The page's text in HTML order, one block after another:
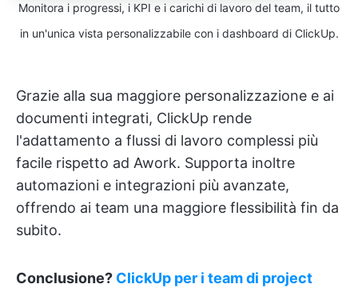
Monitora i progressi, i KPI e i carichi di lavoro del team, il tutto
in un'unica vista personalizzabile con i dashboard di ClickUp.
Grazie alla sua maggiore personalizzazione e ai
documenti integrati, ClickUp rende
l'adattamento a flussi di lavoro complessi più
facile rispetto ad Awork. Supporta inoltre
automazioni e integrazioni più avanzate,
offrendo ai team una maggiore flessibilità fin da
subito.
Conclusione? ClickUp per i team di project